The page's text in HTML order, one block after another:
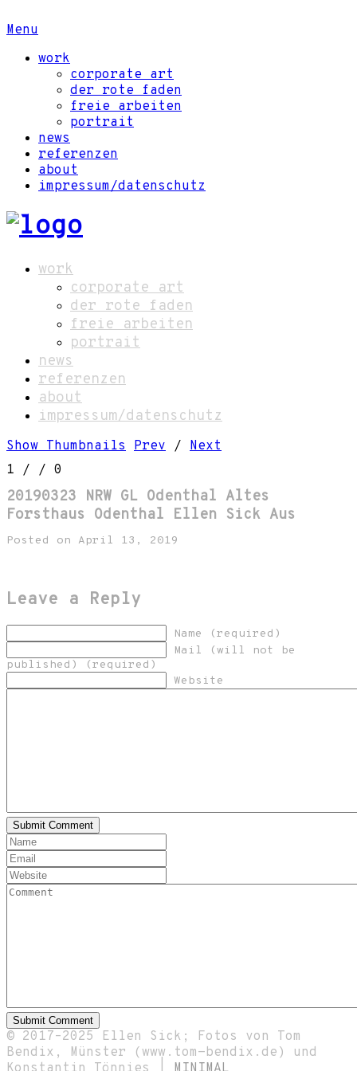
Menu
work
corporate art
der rote faden
freie arbeiten
portrait
news
referenzen
about
impressum/datenschutz
work
corporate art
der rote faden
freie arbeiten
portrait
news
referenzen
about
impressum/datenschutz
Show Thumbnails Prev / Next
1 / / 0
20190323 NRW GL Odenthal Altes
Forsthaus Odenthal Ellen Sick Aus
Posted on April 13, 2019
Leave a Reply
Name (required)
Mail (will not be
published) (required)
Website
© 2017–2025 Ellen Sick; Fotos von Tom
Bendix, Münster (www.tom-bendix.de) und